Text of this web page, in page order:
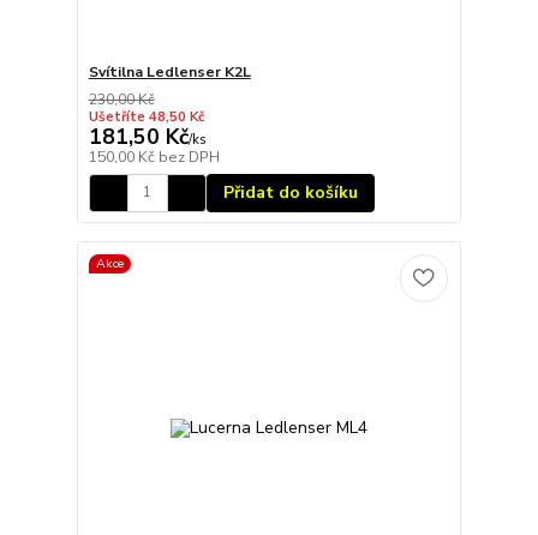
Svítilna Ledlenser K2L
230,00 Kč
Ušetříte 48,50 Kč
181,50 Kč/ks
150,00 Kč bez DPH
Přidat do košíku
Akce